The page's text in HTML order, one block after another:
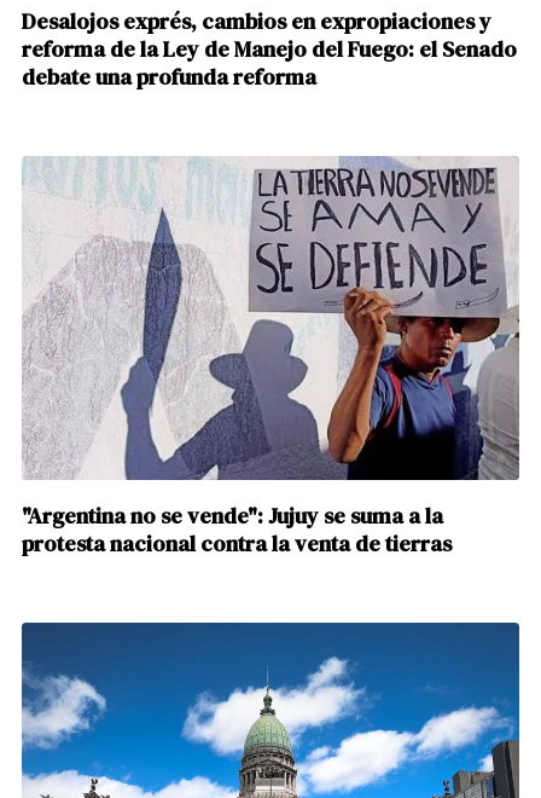
Desalojos exprés, cambios en expropiaciones y
reforma de la Ley de Manejo del Fuego: el Senado
debate una profunda reforma
"Argentina no se vende": Jujuy se suma a la
protesta nacional contra la venta de tierras